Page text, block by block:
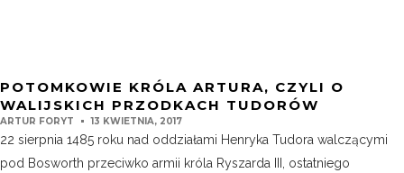
POTOMKOWIE KRÓLA ARTURA, CZYLI O
WALIJSKICH PRZODKACH TUDORÓW
ARTUR FORYT 13 KWIETNIA, 2017
22 sierpnia 1485 roku nad oddziałami Henryka Tudora walczącymi
pod Bosworth przeciwko armii króla Ryszarda III, ostatniego